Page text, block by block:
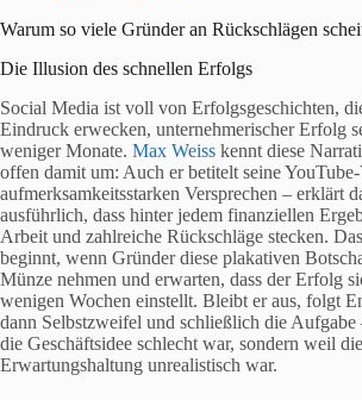
Warum so viele Gründer an Rückschlägen
Die Illusion des schnellen Erfolgs
Social Media ist voll von Erfolgsgeschichten,
Eindruck erwecken, unternehmerischer Erfolg
weniger Monate. Max Weiss kennt diese
offen damit um: Auch er betitelt seine
aufmerksamkeitsstarken Versprechen – erklärt
ausführlich, dass hinter jedem finanziellen
Arbeit und zahlreiche Rückschläge stecken.
beginnt, wenn Gründer diese plakativen
Münze nehmen und erwarten, dass der Erfolg
wenigen Wochen einstellt. Bleibt er aus, folgt
dann Selbstzweifel und schließlich die
die Geschäftsidee schlecht war, sondern weil die
Erwartungshaltung unrealistisch war.